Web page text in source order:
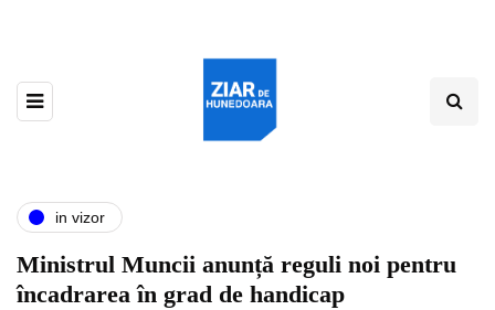
in vizor
Ministrul Muncii anunță reguli noi pentru
încadrarea în grad de handicap